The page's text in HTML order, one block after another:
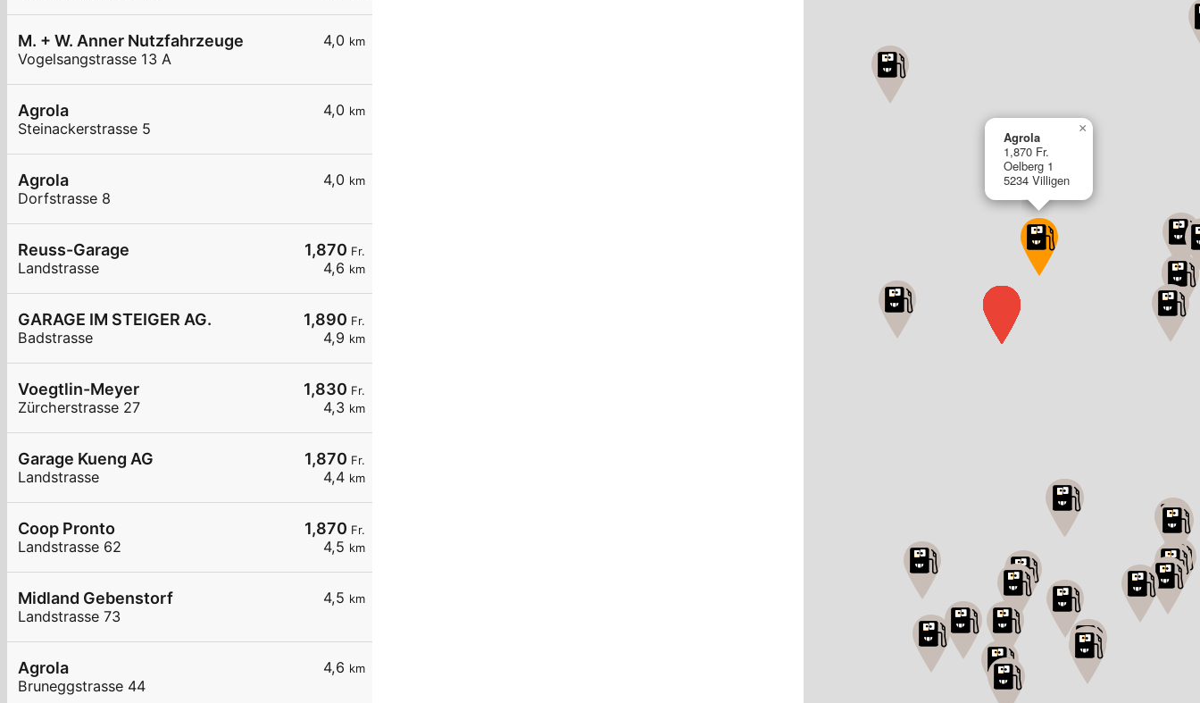
4,0 km
M. + W. Anner Nutzfahrzeuge
Vogelsangstrasse 13 A
4,0 km
Agrola
Steinackerstrasse 5
4,0 km
Agrola
Dorfstrasse 8
1,870 Fr.
4,6 km
Reuss-Garage
Landstrasse
1,890 Fr.
4,9 km
GARAGE IM STEIGER AG.
Badstrasse
1,830 Fr.
4,3 km
Voegtlin-Meyer
Zürcherstrasse 27
1,870 Fr.
4,4 km
Garage Kueng AG
Landstrasse
1,870 Fr.
4,5 km
Coop Pronto
Landstrasse 62
4,5 km
Midland Gebenstorf
Landstrasse 73
4,6 km
Agrola
Bruneggstrasse 44
Agrola
1,870 Fr.
Oelberg 1
5234 Villigen
×